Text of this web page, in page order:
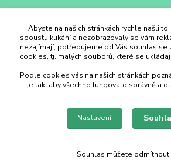
Duhový Ateliér Kroměříž
+420 734 258 002
duhovyatelier@email.cz
Abyste na našich stránkách rychle našli
spoustu klikání a nezobrazovaly se vám
nezajímají, potřebujeme od Vás souhlas se
cookies, tj. malých souborů, které se
Podle cookies vás na našich stránkách
je tak, aby všechno fungovalo správně a
Nastavení
Souhlas můžete odmítnout